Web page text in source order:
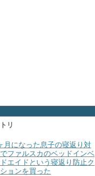
リ
月になった息子の寝返り対
ファルスカのベッドインベ
エイドという寝返り防止ク
ョンを買った